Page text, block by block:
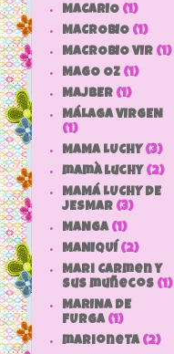
MACARIO (1)
MACROBIO (1)
MACROBIO VIR (1)
MAGO OZ (1)
MAJBER (1)
MÁLAGA VIRGEN
(1)
MAMA LUCHY (3)
mamà luchy (2)
MAMÁ LUCHY DE
JESMAR (3)
MANGA (1)
MANIQUÍ (2)
Mari Carmen y
sus muñecos (1)
MARINA DE
FURGA (1)
marioneta (2)